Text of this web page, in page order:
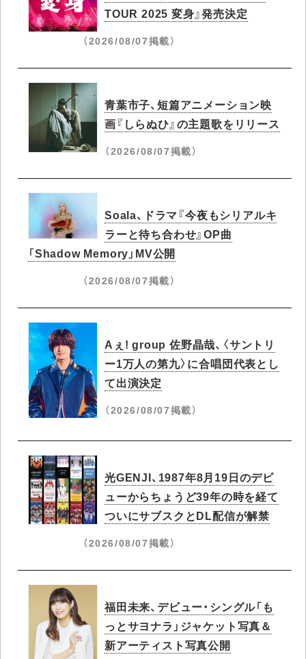
TOUR 2025 変身』発売決定
（2026/08/07掲載）
青葉市子、短篇アニメーション映
画『しらぬひ』の主題歌をリリース
（2026/08/07掲載）
Soala、ドラマ『今夜もシリアルキ
ラーと待ち合わせ』OP曲
「Shadow Memory」MV公開
（2026/08/07掲載）
Aぇ! group 佐野晶哉、〈サントリ
ー1万人の第九〉に合唱団代表とし
て出演決定
（2026/08/07掲載）
光GENJI、1987年8月19日のデビ
ューからちょうど39年の時を経て
ついにサブスクとDL配信が解禁
（2026/08/07掲載）
福田未来、デビュー・シングル「も
っとサヨナラ」ジャケット写真＆
新アーティスト写真公開